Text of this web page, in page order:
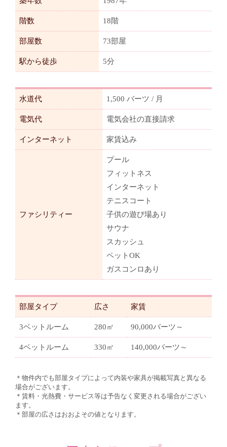
階数 18階
部屋数 73部屋
駅から徒歩 5分
水道代 1,500 バーツ / 月
電気代 電気会社の直接請求
インターネット 家賃込み
ファシリティー
プール
フィットネス
インターネット
テニスコート
子供の遊び場あり
サウナ
スカッシュ
ペットOK
ガスコンロあり
部屋タイプ 広さ 家賃
3ベットルーム 280㎡ 90,000バーツ～
4ベットルーム 330㎡ 140,000バーツ～
＊物件内でも部屋タイプによって内装や家具が掲載写真と異なる
場合がございます。
＊賃料・光熱費・サービス等は予告なく変更される場合がござい
ます。
＊部屋の広さはおおよその値となります。